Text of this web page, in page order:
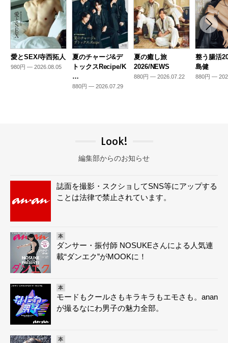
愛とSEX/寺西拓人
980円 — 2026.08.05
夏のチャージ&デ
トックスRecipe/K
…
880円 — 2026.07.29
夏の癒し旅
2026/NEWS
880円 — 2026.07.22
整う腸活
島健
880円 —
Look!
編集部からのお知らせ
誌面を撮影・スクショしてSNS等にアップする
ことは法律で禁止されています。
本
ダンサー・振付師 NOSUKEさんによる人気連
載“ダンエク”がMOOKに！
本
モードもクールさもキラキラもエモさも。anan
が撮るなにわ男子の魅力全部。
本